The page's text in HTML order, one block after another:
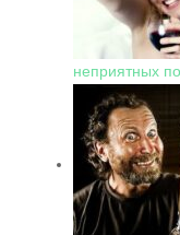
неприятных